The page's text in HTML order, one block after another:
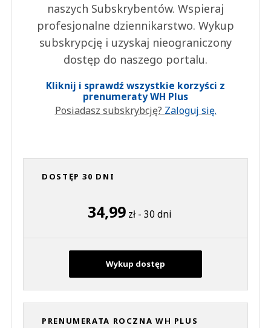
naszych Subskrybentów. Wspieraj
profesjonalne dziennikarstwo. Wykup
subskrypcję i uzyskaj nieograniczony
dostęp do naszego portalu.
Kliknij i sprawdź wszystkie korzyści z
prenumeraty WH Plus
Posiadasz subskrybcję? Zaloguj się.
DOSTĘP 30 DNI
34,99 zł - 30 dni
Wykup dostęp
PRENUMERATA ROCZNA WH PLUS